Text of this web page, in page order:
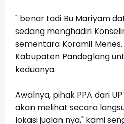
" benar tadi Bu Mariyam
sedang menghadiri
sementara Koramil Menes.
Kabupaten Pandeglang
keduanya.
Awalnya, pihak PPA dari
akan melihat secara
lokasi jualan nya," kami